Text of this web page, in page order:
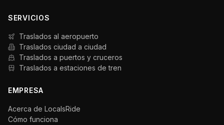
SERVICIOS
Traslados al aeropuerto
Traslados ciudad a ciudad
Traslados a puertos y cruceros
Traslados a estaciones de tren
EMPRESA
Acerca de LocalsRide
Cómo funciona